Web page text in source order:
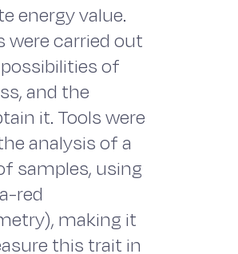
energy value.
were carried out
of
and the
it. Tools were
analysis of a
samples, using
red
making it
this trait in